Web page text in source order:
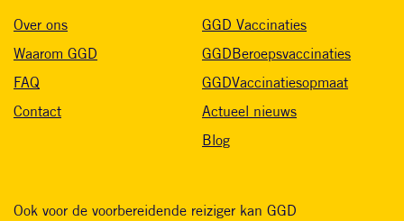
Over ons
Waarom GGD
FAQ
Contact
GGD Vaccinaties
GGDBeroepsvaccinaties
GGDVaccinatiesopmaat
Actueel nieuws
Blog
Ook voor de voorbereidende reiziger kan GGD